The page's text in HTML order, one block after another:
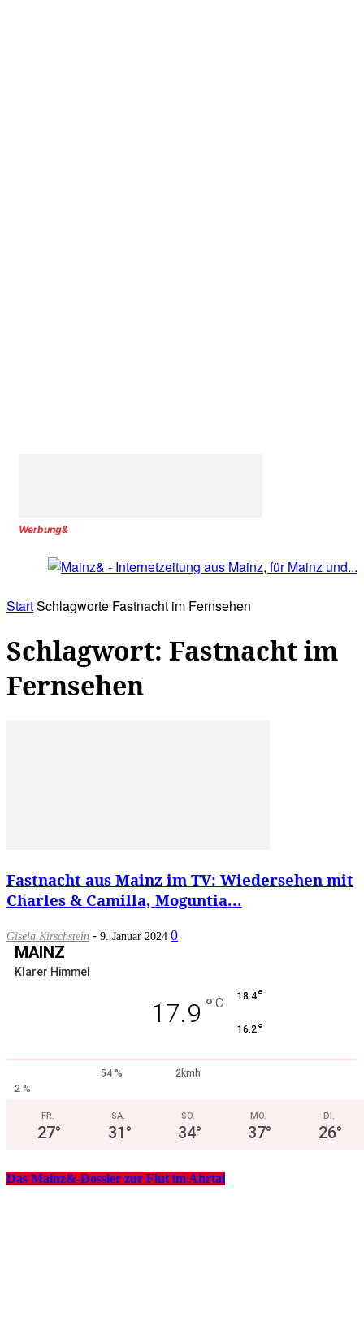
Werbung&
StartSchlagworte Fastnacht im Fernsehen
Schlagwort: Fastnacht im
Fernsehen
Fastnacht aus Mainz im TV: Wiedersehen mit
Charles & Camilla, Moguntia...
Gisela Kirschstein - 9. Januar 2024 0
MAINZ
Klarer Himmel
17.9 ° C 18.4°
16.2°
54 %
2kmh
2 %
FR.
27°
SA.
31°
SO.
34°
MO.
37°
DI.
26°
Das Mainz&-Dossier zur Flut im Ahrtal